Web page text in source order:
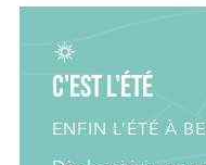
C'est l'été
ENFIN L’ÉTÉ À